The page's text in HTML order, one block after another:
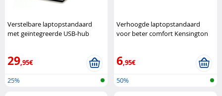
Verstelbare laptopstandaard
met geïntegreerde USB-hub
29,95€
25%
Verhoogde laptopstandaard
voor beter comfort Kensington
6,95€
50%